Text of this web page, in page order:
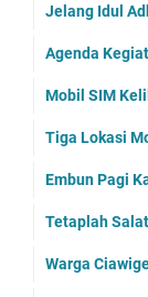
Jelang Idul
Agenda
Mobil SIM
Tiga Lokasi
Embun Pagi
Tetaplah
Warga